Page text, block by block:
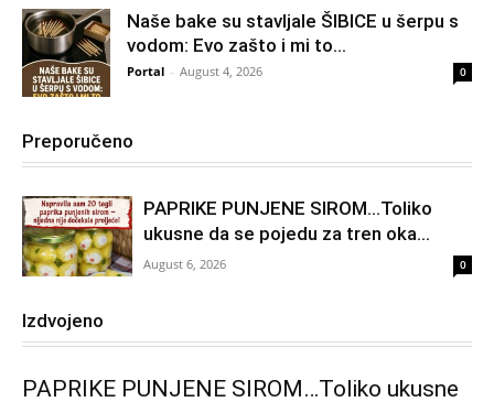
Naše bake su stavljale ŠIBICE u šerpu s
vodom: Evo zašto i mi to...
Portal - August 4, 2026 0
Preporučeno
PAPRIKE PUNJENE SIROM…Toliko
ukusne da se pojedu za tren oka…
August 6, 2026 0
Izdvojeno
PAPRIKE PUNJENE SIROM…Toliko ukusne